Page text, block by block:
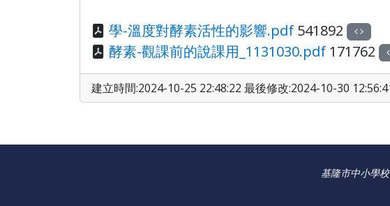
學-溫度對酵素活性的影響.pdf 541892
酵素-觀課前的說課用_1131030.pdf 171762
建立時間:2024-10-25 22:48:22 最後修改:2024-10-30
基隆市中小學